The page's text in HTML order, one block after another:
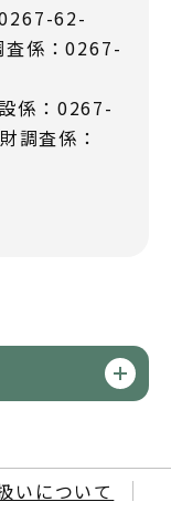
62-
係：0267-
係：0267-
査係：
いについて